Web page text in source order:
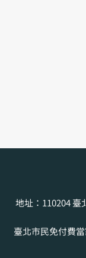
地址：110204臺
臺北市民免付費